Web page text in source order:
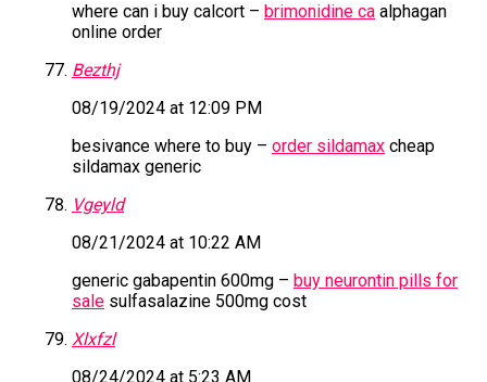
where can i buy calcort – brimonidine caalphagan
online order
Bezthj
08/19/2024 at 12:09 PM
besivance where to buy – order sildamaxcheap
sildamax generic
Vgeyld
08/21/2024 at 10:22 AM
generic gabapentin 600mg – buy neurontin pills for
salesulfasalazine 500mg cost
Xlxfzl
08/24/2024 at 5:23 AM